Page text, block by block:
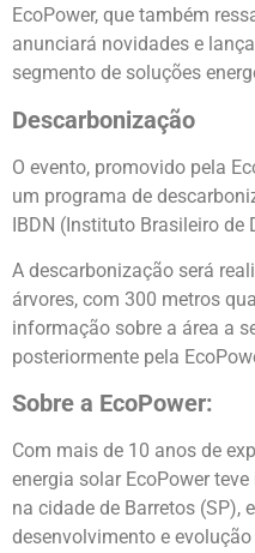
EcoPower, que também
anunciará novidades e
segmento de soluções
Descarbonização
O evento, promovido pela
um programa de
IBDN (Instituto Brasileiro de
A descarbonização será
árvores, com 300 metros
informação sobre a área a
posteriormente pela
Sobre a EcoPower:
Com mais de 10 anos de
energia solar EcoPower
na cidade de Barretos (SP),
desenvolvimento e